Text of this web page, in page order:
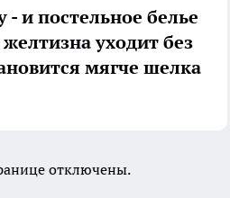
- и постельное белье
уходит без
мягче шелка
отключены.